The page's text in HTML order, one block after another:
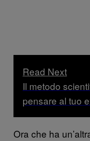
Read Next
Il metodo
pensare al tuo
Ora che ha